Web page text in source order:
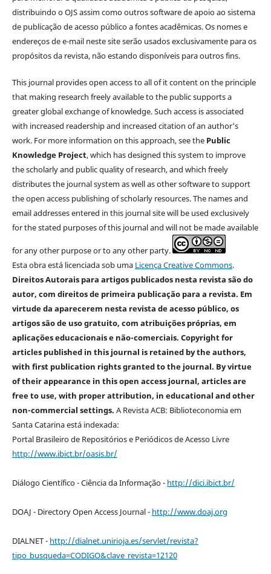
distribuindo o OJS assim como outros software de apoio ao sistema
de publicação de acesso público a fontes acadêmicas. Os nomes e
endereços de e-mail neste site serão usados exclusivamente para os
propósitos da revista, não estando disponíveis para outros fins.
This journal provides open access to all of it content on the principle
that making research freely available to the public supports a
greater global exchange of knowledge. Such access is associated
with increased readership and increased citation of an author's
work. For more information on this approach, see the Public
Knowledge Project, which has designed this system to improve
the scholarly and public quality of research, and which freely
distributes the journal system as well as other software to support
the open access publishing of scholarly resources. The names and
email addresses entered in this journal site will be used exclusively
for the stated purposes of this journal and will not be made available
for any other purpose or to any other party.
Esta obra está licenciada sob uma Licença Creative Commons.
Direitos Autorais para artigos publicados nesta revista são do
autor, com direitos de primeira publicação para a revista. Em
virtude da aparecerem nesta revista de acesso público, os
artigos são de uso gratuito, com atribuições próprias, em
aplicações educacionais e não-comerciais. Copyright for
articles published in this journal is retained by the authors,
with first publication rights granted to the journal. By virtue
of their appearance in this open access journal, articles are
free to use, with proper attribution, in educational and other
non-commercial settings. A Revista ACB: Biblioteconomia em
Santa Catarina está indexada:
Portal Brasileiro de Repositórios e Periódicos de Acesso Livre
http://www.ibict.br/oasis.br/
Diálogo Científico - Ciência da Informação - http://dici.ibict.br/
DOAJ - Directory Open Access Journal - http://www.doaj.org
DIALNET - http://dialnet.unirioja.es/servlet/revista?
tipo_busqueda=CODIGO&clave_revista=12120